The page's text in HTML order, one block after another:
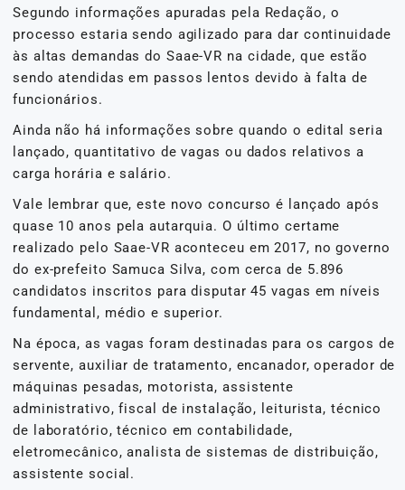
Segundo informações apuradas pela Redação, o
processo estaria sendo agilizado para dar continuidade
às altas demandas do Saae-VR na cidade, que estão
sendo atendidas em passos lentos devido à falta de
funcionários.
Ainda não há informações sobre quando o edital seria
lançado, quantitativo de vagas ou dados relativos a
carga horária e salário.
Vale lembrar que, este novo concurso é lançado após
quase 10 anos pela autarquia. O último certame
realizado pelo Saae-VR aconteceu em 2017, no governo
do ex-prefeito Samuca Silva, com cerca de 5.896
candidatos inscritos para disputar 45 vagas em níveis
fundamental, médio e superior.
Na época, as vagas foram destinadas para os cargos de
servente, auxiliar de tratamento, encanador, operador de
máquinas pesadas, motorista, assistente
administrativo, fiscal de instalação, leiturista, técnico
de laboratório, técnico em contabilidade,
eletromecânico, analista de sistemas de distribuição,
assistente social.